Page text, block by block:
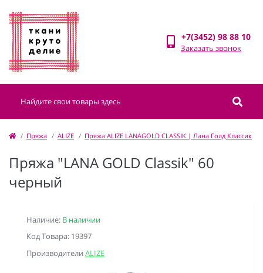
+7(3452) 98 88 10
Заказать звонок
Пряжа ALIZE Пряжа ALIZE LANAGOLD CLASSIK | Лана Голд Классик
Пряжа "LANA GOLD Classik" 60
черный
Наличие: В наличии
Код Товара: 19397
Производители ALIZE